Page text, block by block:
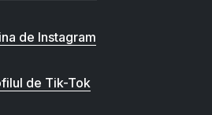
de Instagram
de Tik-Tok